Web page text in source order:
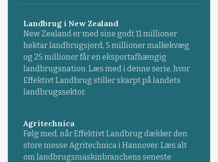
Landbrug i New Zealand
New Zealand er med sine godt 11 millioner
hektar landbrugsjord, 5 millioner malkekvæg
og 25 millioner får en eksportafhængig
landbrugsnation. Læs med i denne serie, hvor
Effektivt Landbrug stiller skarpt på landets
landbrugssektor.
Agritechnica
Følg med, når Effektivt Landbrug dækker den
store messe Agritechnica i Hannover. Læs alt
om landbrugsmaskinbranchens seneste